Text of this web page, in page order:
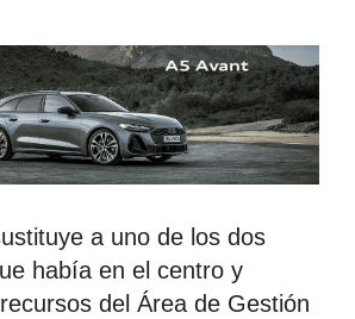
a uno de los dos
había en el centro y
del Área de Gestión